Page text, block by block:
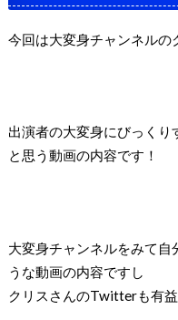
今回は大変身チャンネルの
出演者の大変身にびっく
と思う動画の内容です！
大変身チャンネルをみて
うな動画の内容ですし
クリスさんのTwitterも有